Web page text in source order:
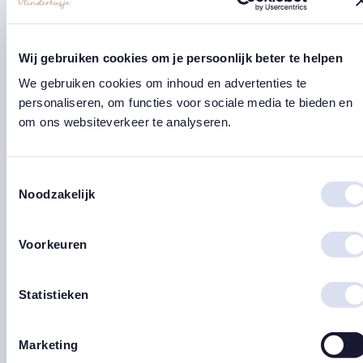
Wij gebruiken cookies om je persoonlijk beter te helpen
We gebruiken cookies om inhoud en advertenties te
personaliseren, om functies voor sociale media te bieden en
om ons websiteverkeer te analyseren.
Noodzakelijk
Voorkeuren
Statistieken
Marketing
Doekie Knuffel / Bij
gemis (met ruimte voor
€24,90
east
Hart lichtje van hout
Herinneringsboek
Herinneringsbox / keuze